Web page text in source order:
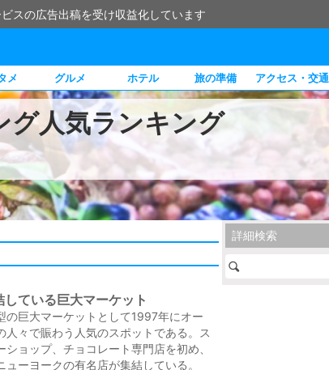
スの広告出稿を受け収益化しています
メ グルメ ホテル 旅の準備 アクセス・交通
グ人気ランキング
詳細検索
ている巨大マーケット
の巨大マーケットとして1997年にオー
人々で賑わう人気のスポットである。ス
ョップ、チョコレート専門店を初め、
ーヨークの有名店が集結している。